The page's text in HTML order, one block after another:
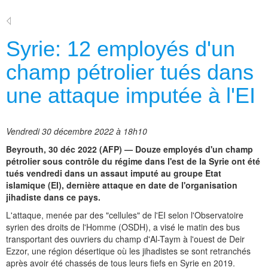
Syrie: 12 employés d'un
champ pétrolier tués dans
une attaque imputée à l'EI
Vendredi 30 décembre 2022 à 18h10
Beyrouth, 30 déc 2022 (AFP) — Douze employés d'un champ
pétrolier sous contrôle du régime dans l'est de la Syrie ont été
tués vendredi dans un assaut imputé au groupe Etat
islamique (EI), dernière attaque en date de l'organisation
jihadiste dans ce pays.
L'attaque, menée par des "cellules" de l'EI selon l'Observatoire
syrien des droits de l'Homme (OSDH), a visé le matin des bus
transportant des ouvriers du champ d'Al-Taym à l'ouest de Deir
Ezzor, une région désertique où les jihadistes se sont retranchés
après avoir été chassés de tous leurs fiefs en Syrie en 2019.